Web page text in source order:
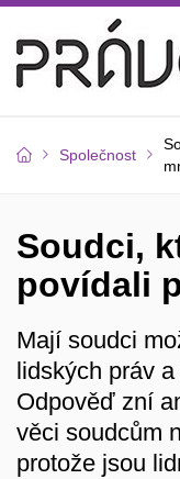
Společnost
Soudci,
povídali
Mají soudci
lidských práv
Odpověď zní
věci soudcům
protože jsou